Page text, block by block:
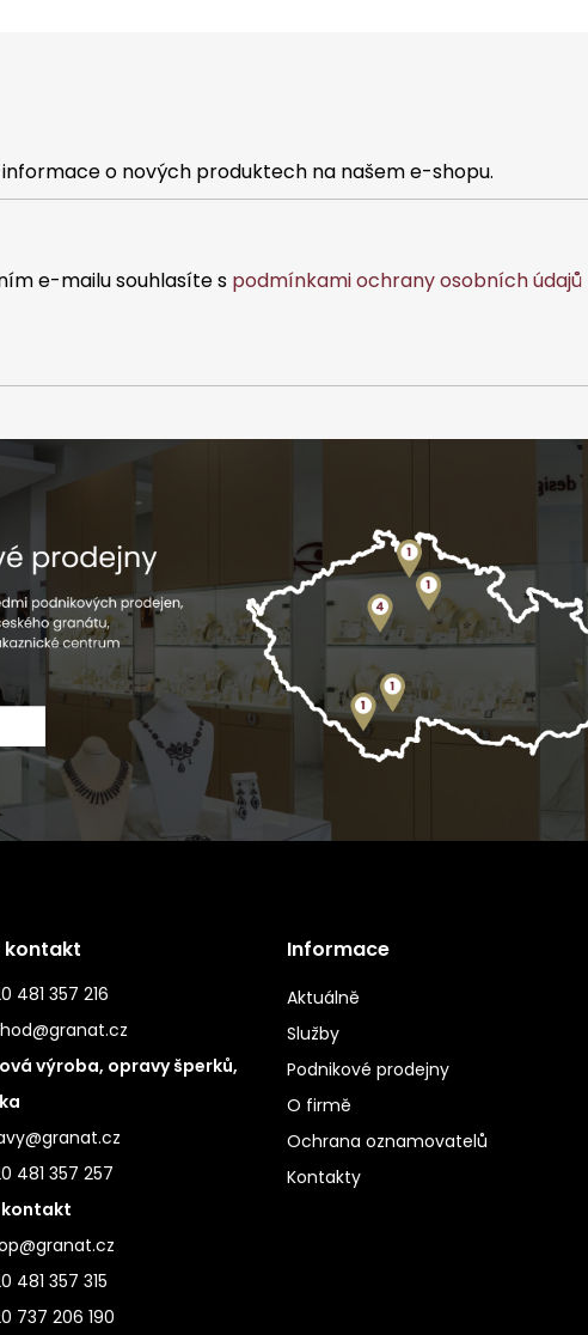
c
í
v
k
o nových produktech na našem e-shopu.
e-mailu souhlasíte s podmínkami ochrany osobních údajů
kontakt
481 357 216
výroba, opravy šperků,
481 357 257
kontakt
481 357 315
737 206 190
Informace
Aktuálně
Služby
Podnikové prodejny
O firmě
Ochrana oznamovatelů
Kontakty